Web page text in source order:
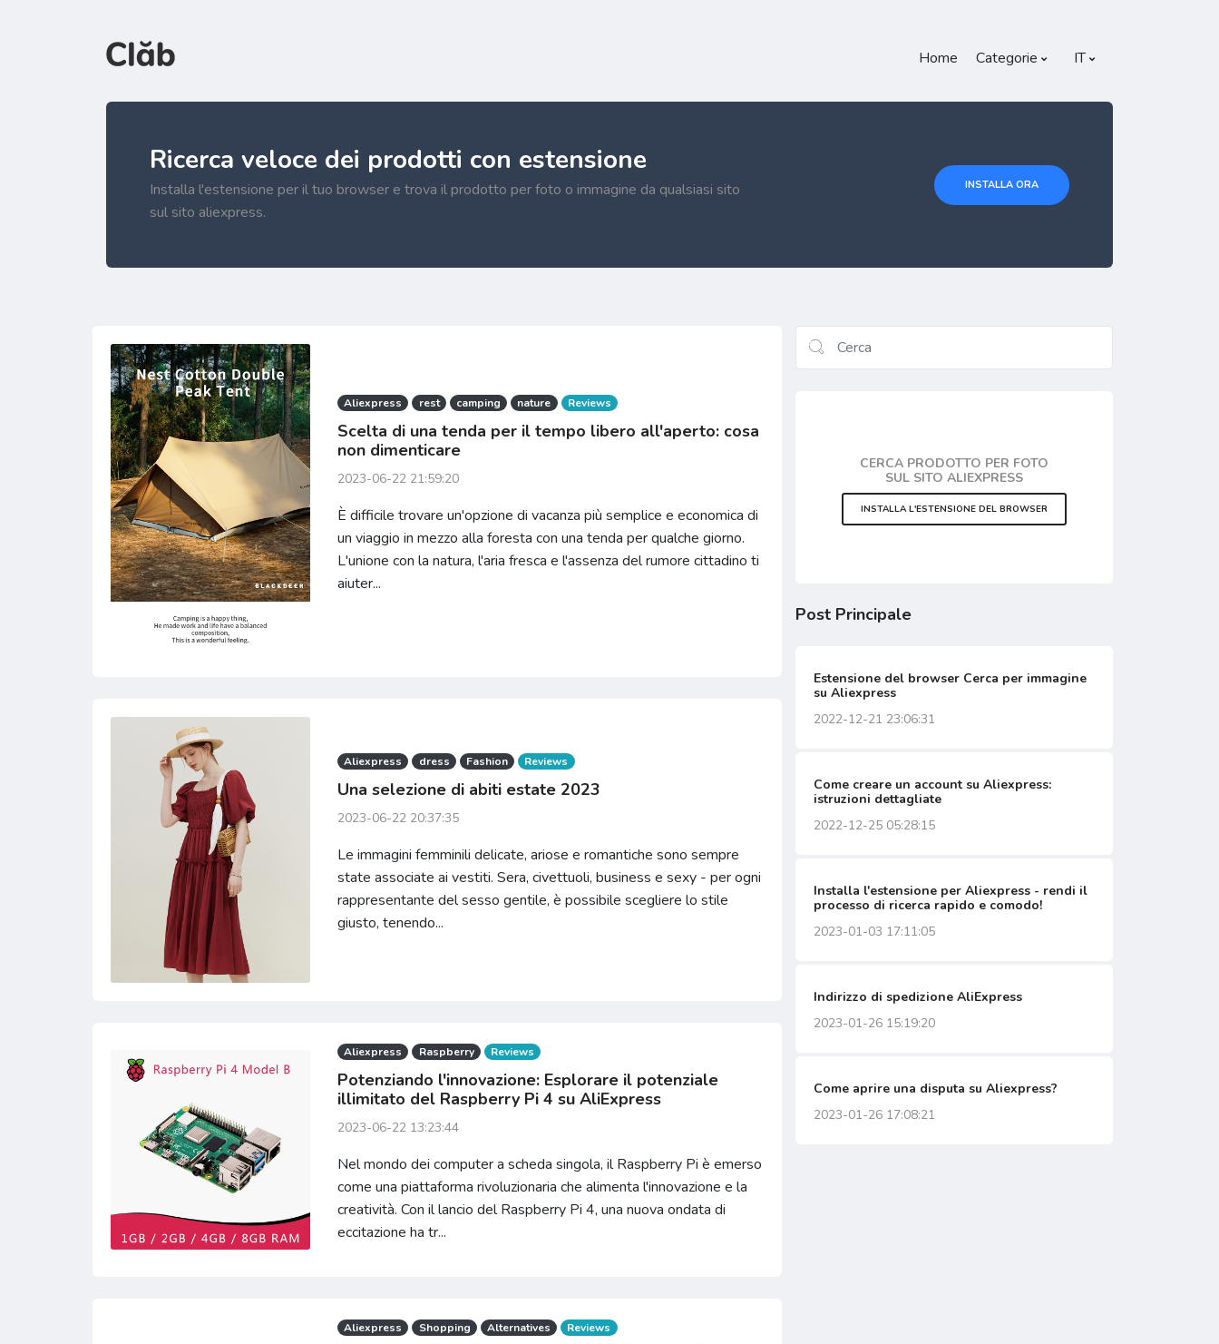
Home Categorie IT
Ricerca veloce dei prodotti con estensione
Installa l'estensione per il tuo browser e trova il prodotto per foto o immagine da qualsiasi sito
sul sito aliexpress.
INSTALLA ORA
Aliexpress rest camping nature Reviews
Scelta di una tenda per il tempo libero all'aperto: cosa
non dimenticare
2023-06-22 21:59:20
È difficile trovare un'opzione di vacanza più semplice e economica di
un viaggio in mezzo alla foresta con una tenda per qualche giorno.
L'unione con la natura, l'aria fresca e l'assenza del rumore cittadino ti
aiuter...
Aliexpress dress Fashion Reviews
Una selezione di abiti estate 2023
2023-06-22 20:37:35
Le immagini femminili delicate, ariose e romantiche sono sempre
state associate ai vestiti. Sera, civettuoli, business e sexy - per ogni
rappresentante del sesso gentile, è possibile scegliere lo stile
giusto, tenendo...
Aliexpress Raspberry Reviews
Potenziando l'innovazione: Esplorare il potenziale
illimitato del Raspberry Pi 4 su AliExpress
2023-06-22 13:23:44
Nel mondo dei computer a scheda singola, il Raspberry Pi è emerso
come una piattaforma rivoluzionaria che alimenta l'innovazione e la
creatività. Con il lancio del Raspberry Pi 4, una nuova ondata di
eccitazione ha tr...
Aliexpress Shopping Alternatives Reviews
CERCA PRODOTTO PER FOTO
SUL SITO ALIEXPRESS
INSTALLA L'ESTENSIONE DEL BROWSER
Post Principale
Estensione del browser Cerca per immagine
su Aliexpress
2022-12-21 23:06:31
Come creare un account su Aliexpress:
istruzioni dettagliate
2022-12-25 05:28:15
Installa l'estensione per Aliexpress - rendi il
processo di ricerca rapido e comodo!
2023-01-03 17:11:05
Indirizzo di spedizione AliExpress
2023-01-26 15:19:20
Come aprire una disputa su Aliexpress?
2023-01-26 17:08:21